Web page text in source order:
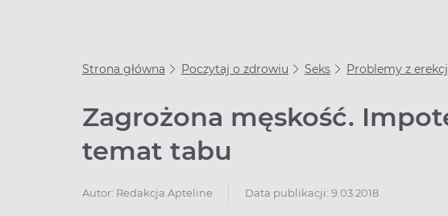
Strona główna Poczytaj o zdrowiu Seks Problemy z
Zagrożona męskość.
temat tabu
Autor: Redakcja Apteline Data publikacji: 9.03.2018